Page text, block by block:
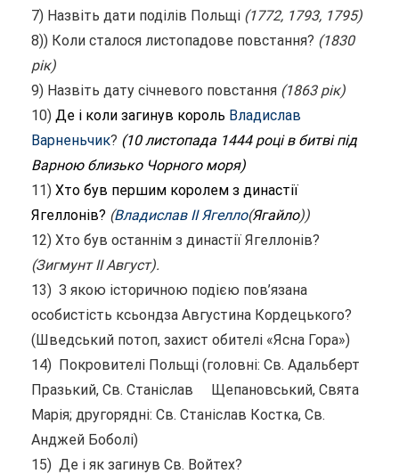
7) Назвіть дати поділів Польщі (1772, 1793, 1795)
8)) Коли сталося листопадове повстання? (1830
рік)
9) Назвіть дату січневого повстання (1863 рік)
10) Де і коли загинув король Владислав
Варненьчик? (10 листопада 1444 році в битві під
Варною близько Чорного моря)
11) Хто був першим королем з династії
Ягеллонів? (Владислав II Ягелло(Ягайло))
12) Хто був останнім з династії Ягеллонів?
(Зигмунт II Август).
13) З якою історичною подією пов’язана
особистість ксьондза Августина Кордецького?
(Шведський потоп, захист обителі «Ясна Гора»)
14) Покровителі Польщі (головні: Св. Адальберт
Празький, Св. Станіслав Щепановський, Свята
Марія; другорядні: Св. Станіслав Костка, Св.
Анджей Боболі)
15) Де і як загинув Св. Войтех?